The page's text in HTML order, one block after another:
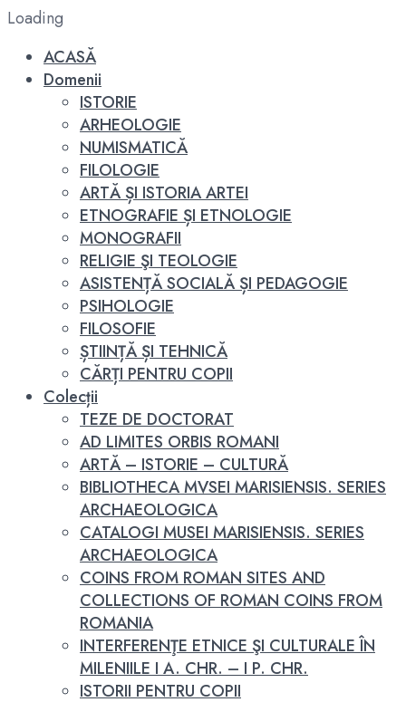
Loading
ACASĂ
Domenii
ISTORIE
ARHEOLOGIE
NUMISMATICĂ
FILOLOGIE
ARTĂ ȘI ISTORIA ARTEI
ETNOGRAFIE ȘI ETNOLOGIE
MONOGRAFII
RELIGIE ŞI TEOLOGIE
ASISTENȚĂ SOCIALĂ ȘI PEDAGOGIE
PSIHOLOGIE
FILOSOFIE
ȘTIINȚĂ ȘI TEHNICĂ
CĂRȚI PENTRU COPII
Colecții
TEZE DE DOCTORAT
AD LIMITES ORBIS ROMANI
ARTĂ – ISTORIE – CULTURĂ
BIBLIOTHECA MVSEI MARISIENSIS. SERIES
ARCHAEOLOGICA
CATALOGI MUSEI MARISIENSIS. SERIES
ARCHAEOLOGICA
COINS FROM ROMAN SITES AND
COLLECTIONS OF ROMAN COINS FROM
ROMANIA
INTERFERENŢE ETNICE ŞI CULTURALE ÎN
MILENIILE I A. CHR. – I P. CHR.
ISTORII PENTRU COPII